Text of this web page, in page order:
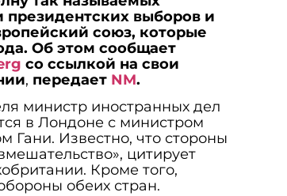
президентских выборов и
союз, которые
Об этом сообщает
со ссылкой на свои
, передает NM.
министр иностранных дел
в Лондоне с министром
Гани. Известно, что стороны
цитирует
Кроме того,
обеих стран.